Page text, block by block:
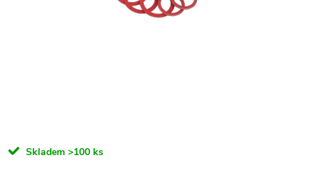
Skladem >100 ks